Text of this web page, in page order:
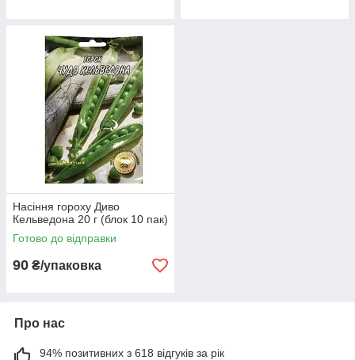
Насіння гороху Диво
Кельведона 20 г (блок 10 пак)
Готово до відправки
90 ₴/упаковка
Про нас
94% позитивних з 618 відгуків за рік